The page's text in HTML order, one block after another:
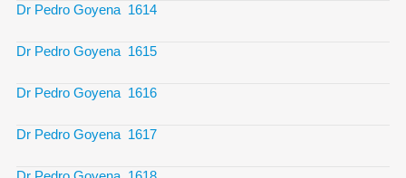
Dr Pedro Goyena 1614
Dr Pedro Goyena 1615
Dr Pedro Goyena 1616
Dr Pedro Goyena 1617